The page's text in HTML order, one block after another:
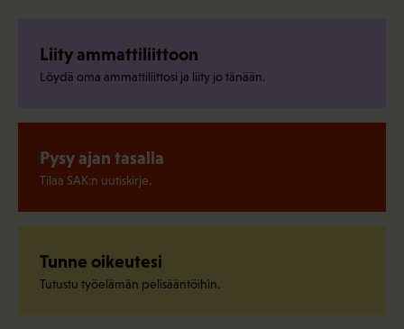
Liity ammattiliittoon
Löydä oma ammattiliittosi ja liity jo tänään.
Pysy ajan tasalla
Tilaa SAK:n uutiskirje.
Tunne oikeutesi
Tutustu työelämän pelisääntöihin.